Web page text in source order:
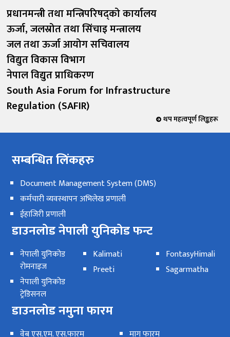
प्रधानमन्त्री तथा मन्त्रिपरिषद्को कार्यालय
ऊर्जा, जलस्रोत तथा सिंचाइ मन्त्रालय
जल तथा ऊर्जा आयोग सचिवालय
विद्युत विकास विभाग
नेपाल विद्युत प्राधिकरण
South Asia Forum for Infrastructure
Regulation (SAFIR)
थप महत्वपूर्ण लिङ्कहरू
सम्बन्धित लिंकहरु
Document Management System (DMS)
कर्मचारी व्यवस्थापन अभिलेख प्रणाली
ईहाजिरी प्रणाली
डाउनलोड नेपाली युनिकोड फन्ट
नेपाली युनिकोड
रोमनाइज
नेपाली युनिकोड
ट्रेडिसनल
Kalimati
Preeti
FontasyHimali
Sagarmatha
डाउनलोड नमुना फारम